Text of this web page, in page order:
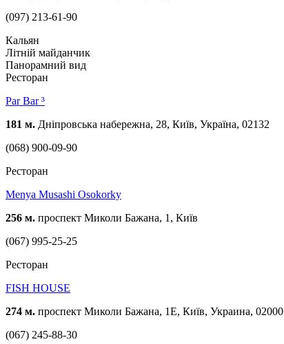
(097) 213-61-90
Кальян
Літній майданчик
Панорамний вид
Ресторан
Par Bar ³
181 м. Дніпровська набережна, 28, Київ, Україна, 02132
(068) 900-09-90
Ресторан
Menya Musashi Osokorky
256 м. проспект Миколи Бажана, 1, Київ
(067) 995-25-25
Ресторан
FISH HOUSE
274 м. проспект Миколи Бажана, 1Е, Київ, Украина, 02000
(067) 245-88-30